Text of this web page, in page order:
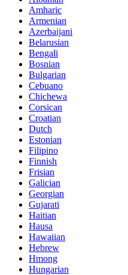
Amharic
Armenian
Azerbaijani
Belarusian
Bengali
Bosnian
Bulgarian
Cebuano
Chichewa
Corsican
Croatian
Dutch
Estonian
Filipino
Finnish
Frisian
Galician
Georgian
Gujarati
Haitian
Hausa
Hawaiian
Hebrew
Hmong
Hungarian